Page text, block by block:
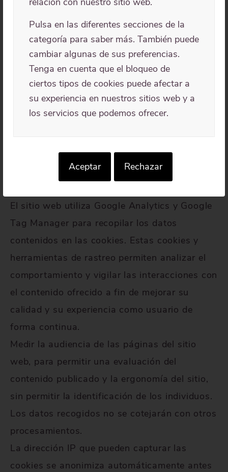
Pulsa en las diferentes secciones de la
categoría para saber más. También puede
cambiar algunas de sus preferencias.
Tenga en cuenta que el bloqueo de
ciertos tipos de cookies puede afectar a
su experiencia en nuestros sitios web y a
los servicios que podemos ofrecer.
Aceptar Rechazar
Estos sitios web pueden recopilar datos sobre
usted, utilizar cookies, integrar herramientas
de seguimiento de terceros, realizar un
seguimiento de sus interacciones con dicho
contenido incrustado si tiene una cuenta
registrada en su sitio web.
Estadísticas y mediciones
de la audiencia
El sitio web utiliza Google Analytics y Google
Tag Manager para recopilar los datos
contenidos en las cookies. Estas cookies y
herramientas de rastreo permiten analizar el
comportamiento y vigilar las interacciones con
el contenido ofrecido a fin de mejorar su
calidad y su experiencia como usuario de
forma continua.
Medir la audiencia de las páginas del sitio
web, para permitir una evaluación del
contenido publicado y la ergonomía del sitio,
sin permitir la identificación de los individuos.
Los datos recogidos no se cotejarán con otros
procesamientos.
La dirección IP que pueden capturar las
cookies se anonimiza automáticamente antes